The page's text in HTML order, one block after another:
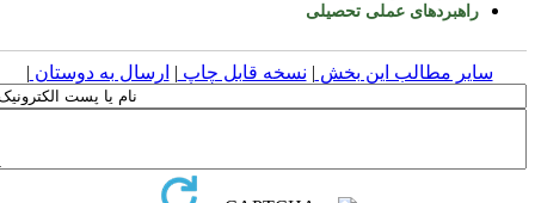
راهبردهای عملی تحصیلی
سایر مطالب این بخش | نسخه قابل چاپ| ارسال به دوستان|